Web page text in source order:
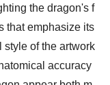
the dragon's f
that emphasize its
style of the artwork
accuracy